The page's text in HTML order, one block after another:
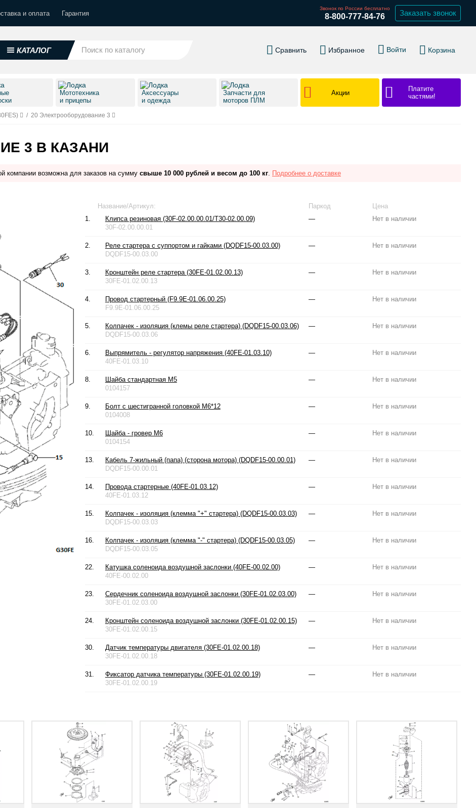
и оплата Гарантия
Звонок по России бесплатно
8-800-777-84-76 Заказать звонок
КАТАЛОГ Сравнить Избранное Войти Корзина
Мототехника
и прицепы
Аксессуары
и одежда
Запчасти для
моторов ПЛМ
Акции
Платите
частями!
/ 20 Электрооборудование 3
3 В КАЗАНИ
компании возможна для заказов на сумму свыше 10 000 рублей и весом до 100 кг. Подробнее о доставке
Название/Артикул: Паркод
Цена
1.
Клипса резиновая (30F-02.00.00.01/T30-02.00.09)
30F-02.00.00.01
— Нет в наличии
2.
Реле стартера с суппортом и гайками (DQDF15-00.03.00)
DQDF15-00.03.00
— Нет в наличии
3.
Кронштейн реле стартера (30FE-01.02.00.13)
30FE-01.02.00.13
— Нет в наличии
4.
Провод стартерный (F9.9E-01.06.00.25)
F9.9E-01.06.00.25
— Нет в наличии
5.
Колпачек - изоляция (клемы реле стартера) (DQDF15-00.03.06)
DQDF15-00.03.06
— Нет в наличии
6.
Выпрямитель - регулятор напряжения (40FE-01.03.10)
40FE-01.03.10
— Нет в наличии
8.
Шайба стандартная М5
0104157
— Нет в наличии
9.
Болт с шестигранной головкой М6*12
0104008
— Нет в наличии
10.
Шайба - гровер М6
0104154
— Нет в наличии
13.
Кабель 7-жильный (папа) (сторона мотора) (DQDF15-00.00.01)
DQDF15-00.00.01
— Нет в наличии
14.
Провода стартерные (40FE-01.03.12)
40FE-01.03.12
— Нет в наличии
15.
Колпачек - изоляция (клемма "+" стартера) (DQDF15-00.03.03)
DQDF15-00.03.03
— Нет в наличии
16.
Колпачек - изоляция (клемма "-" стартера) (DQDF15-00.03.05)
DQDF15-00.03.05
— Нет в наличии
22.
Катушка соленоида воздушной заслонки (40FE-00.02.00)
40FE-00.02.00
— Нет в наличии
23.
Сердечник соленоида воздушной заслонки (30FE-01.02.03.00)
30FE-01.02.03.00
— Нет в наличии
24.
Кронштейн соленоида воздушной заслонки (30FE-01.02.00.15)
30FE-01.02.00.15
— Нет в наличии
30.
Датчик температуры двигателя (30FE-01.02.00.18)
30FE-01.02.00.18
— Нет в наличии
31.
Фиксатор датчика температуры (30FE-01.02.00.19)
30FE-01.02.00.19
— Нет в наличии